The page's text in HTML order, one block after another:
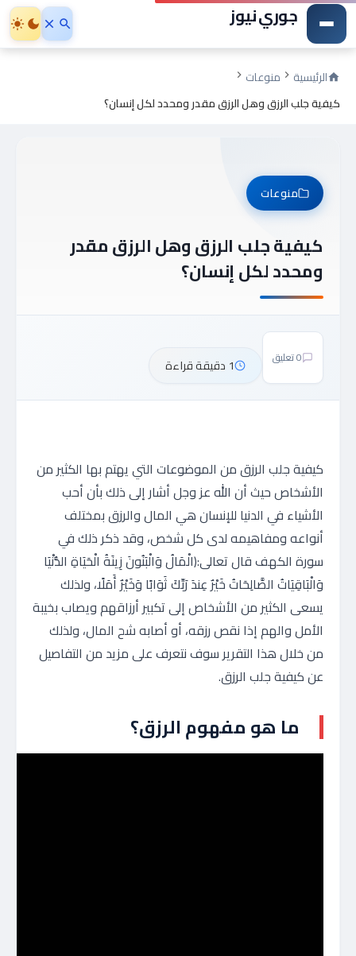
جوري نيوز
الرئيسية
منوعات
كيفية جلب الرزق وهل الرزق مقدر ومحدد لكل إنسان؟
منوعات
كيفية جلب الرزق وهل الرزق مقدر
ومحدد لكل إنسان؟
0 تعليق 1 دقيقة قراءة
كيفية جلب الرزق من الموضوعات التي يهتم بها الكثير من
الأشخاص حيث أن الله عز وجل أشار إلى ذلك بأن أحب
الأشياء في الدنيا للإنسان هي المال والرزق بمختلف
أنواعه ومفاهيمه لدى كل شخص، وقد ذكر ذلك في
سورة الكهف قال تعالى:(الْمَالُ وَالْبَنُونَ زِينَةُ الْحَيَاةِ الدُّنْيَا
وَالْبَاقِيَاتُ الصَّالِحَاتُ خَيْرٌ عِندَ رَبِّكَ ثَوَابًا وَخَيْرٌ أَمَلًا، ولذلك
يسعى الكثير من الأشخاص إلى تكبير أرزاقهم ويصاب بخيبة
الأمل والهم إذا نقص رزقه، أو أصابه شح المال، ولذلك
من خلال هذا التقرير سوف نتعرف على مزيد من التفاصيل
عن كيفية جلب الرزق.
ما هو مفهوم الرزق؟